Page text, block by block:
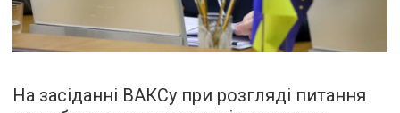
На засіданні ВАКСу при розгляді питання